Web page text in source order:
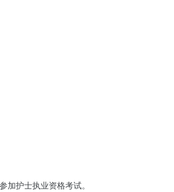
加护士执业资格考试。